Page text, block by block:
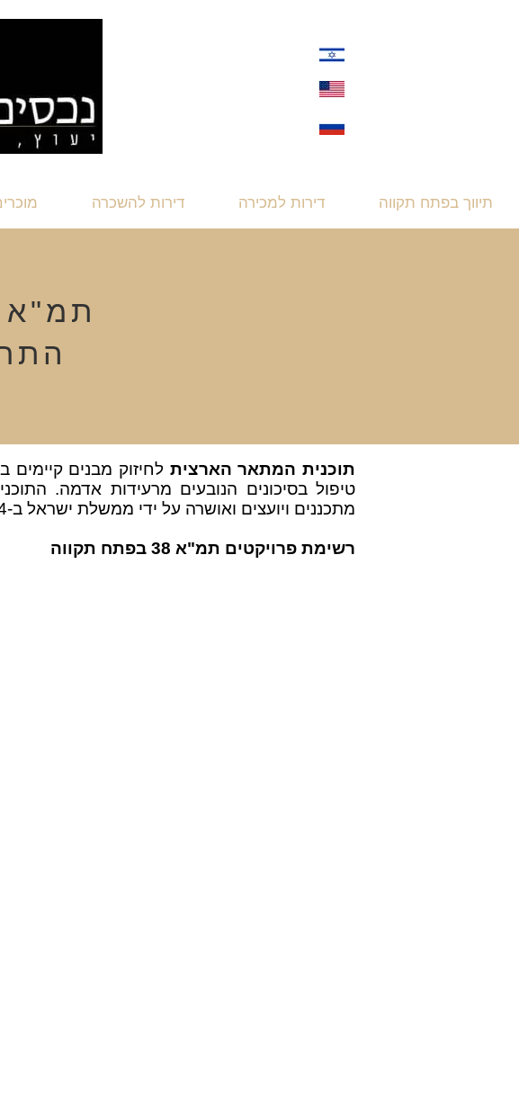
תיווך בפתח תקווה דירות למכירה דירות להשכרה
תמ"א 38 בפתח תקווה
תוכנית המתאר הארצית לחיזוק מבנים קיימים
טיפול בסיכונים הנובעים מרעידות אדמה.
מתכננים ויועצים ואושרה על ידי ממשלת ישראל ב-14 באפריל 2005.
רשימת פרויקטים תמ"א 38 בפתח תקווה